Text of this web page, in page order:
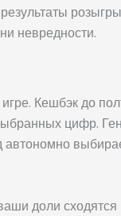
невредности.
Кешбэк до
цифр.
доли